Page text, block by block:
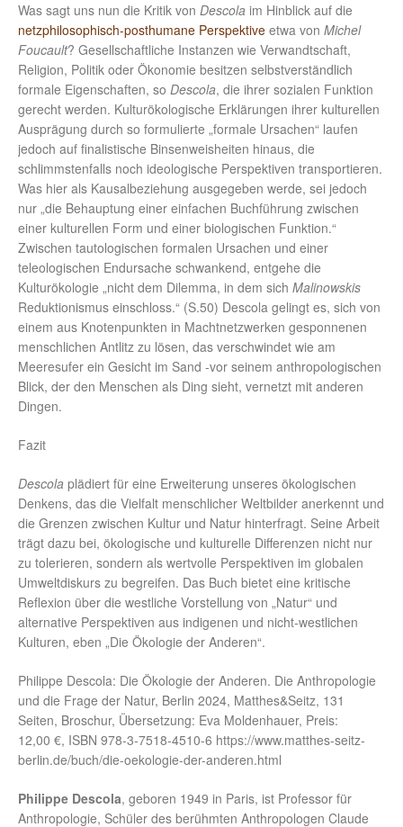
Was sagt uns nun die Kritik von Descola im Hinblick auf die
netzphilosophisch-posthumane Perspektive etwa von Michel
Foucault? Gesellschaftliche Instanzen wie Verwandtschaft,
Religion, Politik oder Ökonomie besitzen selbstverständlich
formale Eigenschaften, so Descola, die ihrer sozialen Funktion
gerecht werden. Kulturökologische Erklärungen ihrer kulturellen
Ausprägung durch so formulierte „formale Ursachen“ laufen
jedoch auf finalistische Binsenweisheiten hinaus, die
schlimmstenfalls noch ideologische Perspektiven transportieren.
Was hier als Kausalbeziehung ausgegeben werde, sei jedoch
nur „die Behauptung einer einfachen Buchführung zwischen
einer kulturellen Form und einer biologischen Funktion.“
Zwischen tautologischen formalen Ursachen und einer
teleologischen Endursache schwankend, entgehe die
Kulturökologie „nicht dem Dilemma, in dem sich Malinowskis
Reduktionismus einschloss.“ (S.50) Descola gelingt es, sich von
einem aus Knotenpunkten in Machtnetzwerken gesponnenen
menschlichen Antlitz zu lösen, das verschwindet wie am
Meeresufer ein Gesicht im Sand -vor seinem anthropologischen
Blick, der den Menschen als Ding sieht, vernetzt mit anderen
Dingen.
Fazit
Descola plädiert für eine Erweiterung unseres ökologischen
Denkens, das die Vielfalt menschlicher Weltbilder anerkennt und
die Grenzen zwischen Kultur und Natur hinterfragt. Seine Arbeit
trägt dazu bei, ökologische und kulturelle Differenzen nicht nur
zu tolerieren, sondern als wertvolle Perspektiven im globalen
Umweltdiskurs zu begreifen. Das Buch bietet eine kritische
Reflexion über die westliche Vorstellung von „Natur“ und
alternative Perspektiven aus indigenen und nicht-westlichen
Kulturen, eben „Die Ökologie der Anderen“.
Philippe Descola: Die Ökologie der Anderen. Die Anthropologie
und die Frage der Natur, Berlin 2024, Matthes&Seitz, 131
Seiten, Broschur, Übersetzung: Eva Moldenhauer, Preis:
12,00 €, ISBN 978-3-7518-4510-6 https://www.matthes-seitz-
berlin.de/buch/die-oekologie-der-anderen.html
Philippe Descola, geboren 1949 in Paris, ist Professor für
Anthropologie, Schüler des berühmten Anthropologen Claude